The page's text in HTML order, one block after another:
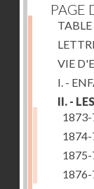
PAGE
TABLE
VIE
I. -
II. -
1874-
1875-